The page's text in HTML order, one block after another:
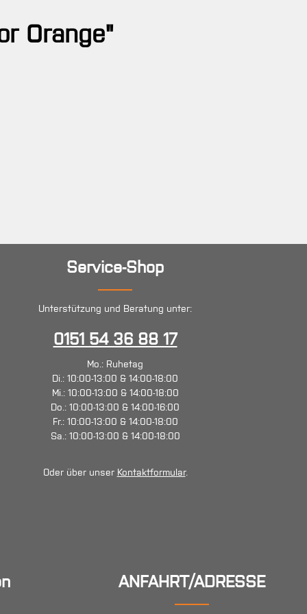
Orange"
Service-Shop
Unterstützung und Beratung unter:
0151 54 36 88 17
Mo.: Ruhetag
Di.: 10:00-13:00 & 14:00-18:00
Mi.: 10:00-13:00 & 14:00-18:00
Do.: 10:00-13:00 & 14:00-16:00
Fr.: 10:00-13:00 & 14:00-18:00
Sa.: 10:00-13:00 & 14:00-18:00
Oder über unser Kontaktformular.
ANFAHRT/ADRESSE